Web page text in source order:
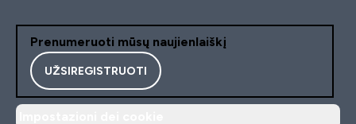
Prenumeruoti mūsų naujienlaiškį
UŽSIREGISTRUOTI